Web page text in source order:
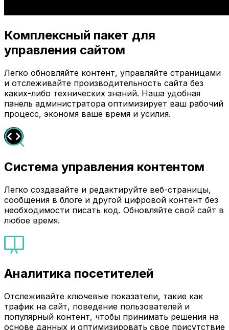
Комплексный пакет для
управления сайтом
Легко обновляйте контент, управляйте страницами
и отслеживайте производительность сайта без
каких-либо технических знаний. Наша удобная
панель администратора оптимизирует ваш рабочий
процесс, экономя ваше время и усилия.
Система управления контентом
Легко создавайте и редактируйте веб-страницы,
сообщения в блоге и другой цифровой контент без
необходимости писать код. Обновляйте свой сайт в
любое время.
Аналитика посетителей
Отслеживайте ключевые показатели, такие как
трафик на сайт, поведение пользователей и
популярный контент, чтобы принимать решения на
основе данных и оптимизировать свое присутствие